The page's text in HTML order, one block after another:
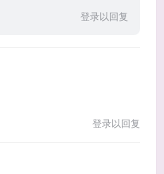
登录以回复
登录以回复